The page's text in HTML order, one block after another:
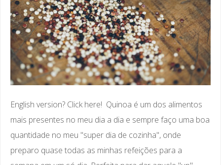
English version? Click here! Quinoa é um dos alimentos
mais presentes no meu dia a dia e sempre faço uma boa
quantidade no meu "super dia de cozinha", onde
preparo quase todas as minhas refeições para a